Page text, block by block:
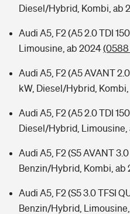
Diesel/Hybrid, Kombi, ab
Audi A5, F2 (A5 2.0 TDI
Limousine, ab 2024(0588
Audi A5, F2 (A5 AVANT
kW, Diesel/Hybrid,
Audi A5, F2 (A5 2.0 TDI
Diesel/Hybrid, Limousine,
Audi A5, F2 (S5 AVANT
Benzin/Hybrid, Kombi, ab
Audi A5, F2 (S5 3.0 TFSI
Benzin/Hybrid,